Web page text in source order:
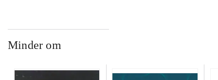
Minder om